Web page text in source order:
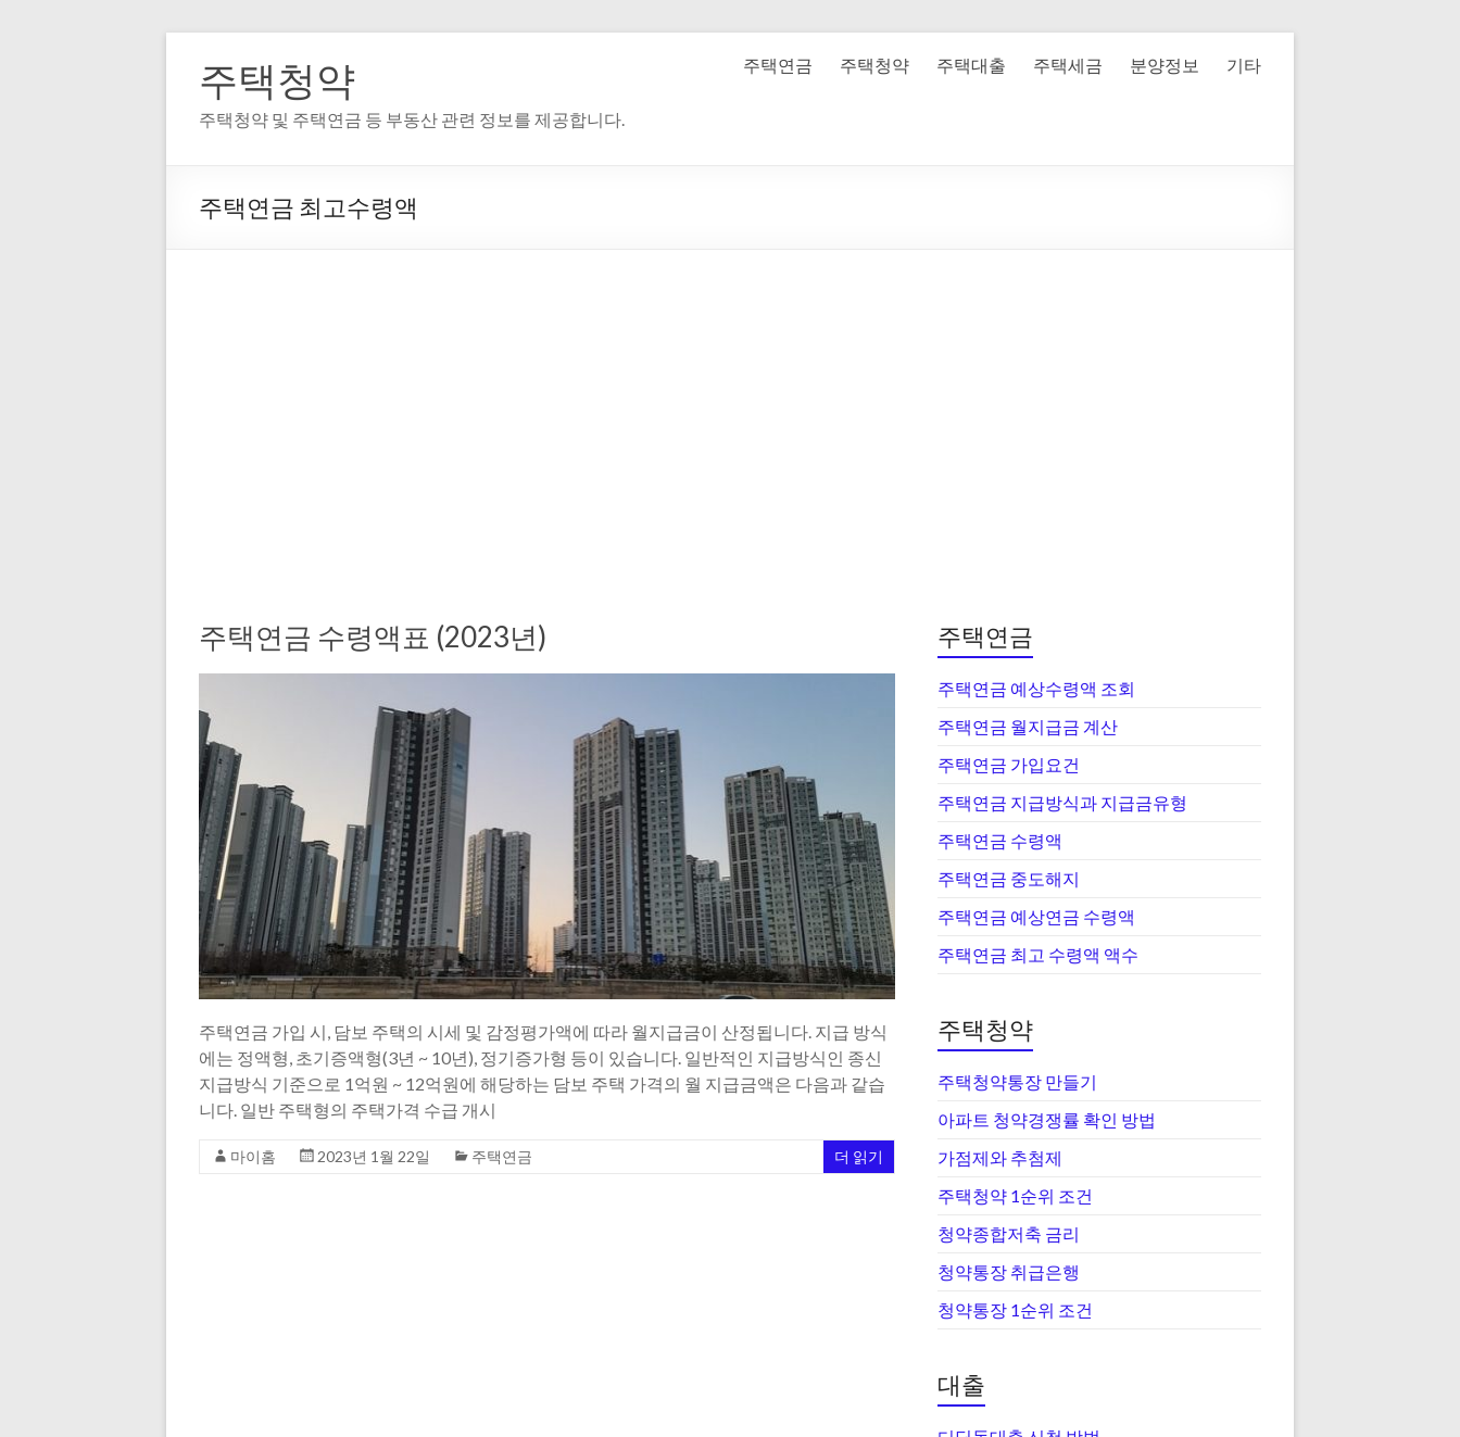
주택청약
주택청약 및 주택연금 등 부동산 관련 정보를 제공합니다.
주택연금 주택청약 주택대출 주택세금 분양정보 기타
주택연금 최고수령액
주택연금 수령액표 (2023년)
주택연금 가입 시, 담보 주택의 시세 및 감정평가액에 따라 월지급금이 산정됩니다. 지급 방식
에는 정액형, 초기증액형(3년 ~ 10년), 정기증가형 등이 있습니다. 일반적인 지급방식인 종신
지급방식 기준으로 1억원 ~ 12억원에 해당하는 담보 주택 가격의 월 지급금액은 다음과 같습
니다. 일반 주택형의 주택가격 수급 개시
마이홈 2023년 1월 22일 주택연금 더 읽기
주택연금
주택연금 예상수령액 조회
주택연금 월지급금 계산
주택연금 가입요건
주택연금 지급방식과 지급금유형
주택연금 수령액
주택연금 중도해지
주택연금 예상연금 수령액
주택연금 최고 수령액 액수
주택청약
주택청약통장 만들기
아파트 청약경쟁률 확인 방법
가점제와 추첨제
주택청약 1순위 조건
청약종합저축 금리
청약통장 취급은행
청약통장 1순위 조건
대출